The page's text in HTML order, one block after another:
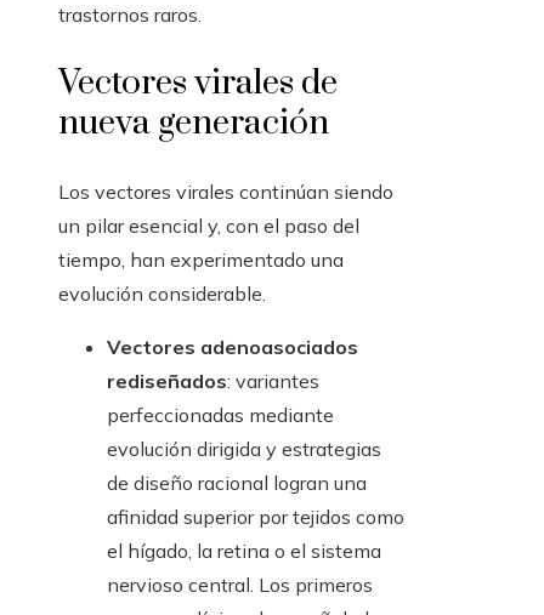
trastornos raros.
Vectores virales de
nueva generación
Los vectores virales continúan siendo
un pilar esencial y, con el paso del
tiempo, han experimentado una
evolución considerable.
Vectores adenoasociados
rediseñados: variantes
perfeccionadas mediante
evolución dirigida y estrategias
de diseño racional logran una
afinidad superior por tejidos como
el hígado, la retina o el sistema
nervioso central. Los primeros